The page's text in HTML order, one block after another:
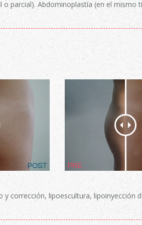
parcial). Abdominoplastía (en el mismo
y corrección, lipoescultura, lipoinyección